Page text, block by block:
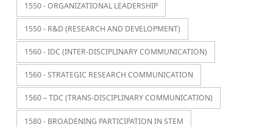
1550 - ORGANIZATIONAL LEADERSHIP
1550 - R&D (RESEARCH AND DEVELOPMENT)
1560 - IDC (INTER-DISCIPLINARY COMMUNICATION)
1560 - STRATEGIC RESEARCH COMMUNICATION
1560 – TDC (TRANS-DISCIPLINARY COMMUNICATION)
1580 - BROADENING PARTICIPATION IN STEM